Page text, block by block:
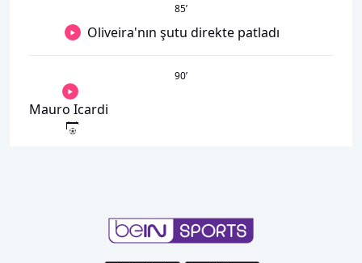
85’
Oliveira'nın şutu direkte patladı
90’
Mauro Icardi